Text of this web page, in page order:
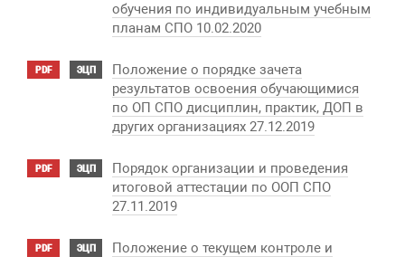
обучения по индивидуальным учебным
планам СПО 10.02.2020
PDF ЭЦП
Положение о порядке зачета
результатов освоения обучающимися
по ОП СПО дисциплин, практик, ДОП в
других организациях 27.12.2019
PDF ЭЦП
Порядок организации и проведения
итоговой аттестации по ООП СПО
27.11.2019
PDF ЭЦП
Положение о текущем контроле и